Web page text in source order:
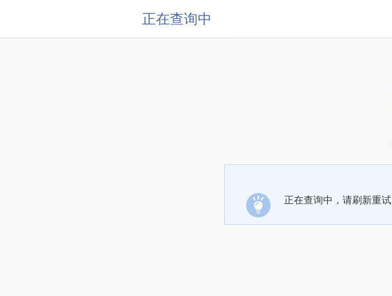
正在查询中
正在查询中，请刷新重试